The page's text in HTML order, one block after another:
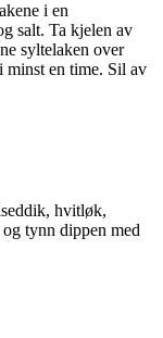
i en
salt. Ta kjelen av
syltelaken over
minst en time. Sil av
hvitløk,
tynn dippen med